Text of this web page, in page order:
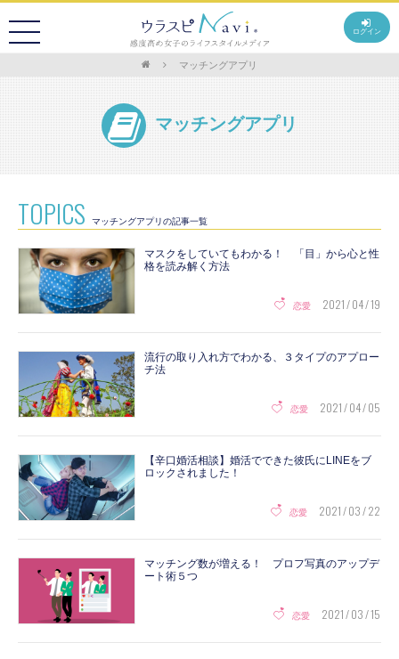
ログイン
マッチングアプリ
マッチングアプリ
TOPICS マッチングアプリの記事一覧
マスクをしていてもわかる！ 「目」から心と性
格を読み解く方法
恋愛 2021 / 04 / 19
流行の取り入れ方でわかる、３タイプのアプロー
チ法
恋愛 2021 / 04 / 05
【辛口婚活相談】婚活でできた彼氏にLINEをブ
ロックされました！
恋愛 2021 / 03 / 22
マッチング数が増える！ プロフ写真のアップデ
ート術５つ
恋愛 2021 / 03 / 15